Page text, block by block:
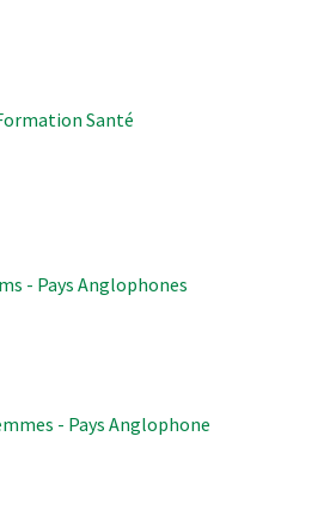
Santé
- Pays Anglophones
- Pays Anglophone